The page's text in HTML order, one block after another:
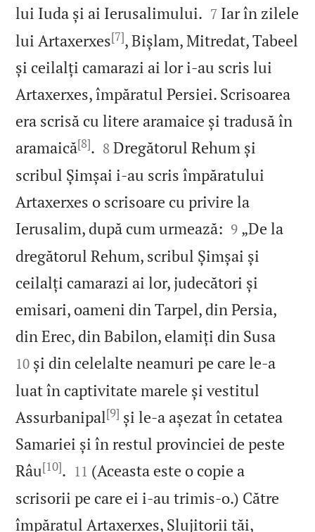
lui Iuda și ai Ierusalimului. 

7 Iar în zilele
lui Artaxerxes[7], Bișlam, Mitredat, Tabeel
și ceilalți camarazi ai lor i‑au scris lui
Artaxerxes, împăratul Persiei. Scrisoarea
era scrisă cu litere aramaice și tradusă în
aramaică[8]. 

8 Dregătorul Rehum și
scribul Șimșai i‑au scris împăratului
Artaxerxes o scrisoare cu privire la
Ierusalim, după cum urmează: 

9 „De la
dregătorul Rehum, scribul Șimșai și
ceilalți camarazi ai lor, judecători și
emisari, oameni din Tarpel, din Persia,
din Erec, din Babilon, elamiți din Susa
10 și din celelalte neamuri pe care le‑a
luat în captivitate marele și vestitul
Assurbanipal[9] și le‑a așezat în cetatea
Samariei și în restul provinciei de peste
Râu[10]. 

11 (Aceasta este o copie a
scrisorii pe care ei i‑au trimis‑o.) Către
împăratul Artaxerxes, Slujitorii tăi,